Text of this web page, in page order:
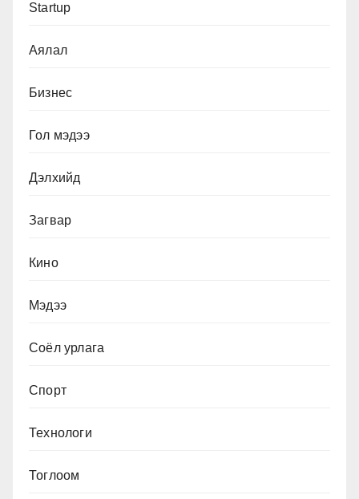
Startup
Аялал
Бизнес
Гол мэдээ
Дэлхийд
Загвар
Кино
Мэдээ
Соёл урлага
Спорт
Технологи
Тоглоом